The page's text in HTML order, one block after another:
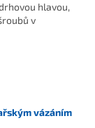
hlavou,
v
vázáním